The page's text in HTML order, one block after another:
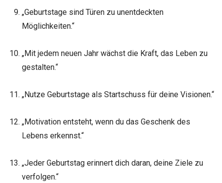
„Geburtstage sind Türen zu unentdeckten
Möglichkeiten.“
„Mit jedem neuen Jahr wächst die Kraft, das Leben zu
gestalten.“
„Nutze Geburtstage als Startschuss für deine Visionen.“
„Motivation entsteht, wenn du das Geschenk des
Lebens erkennst.“
„Jeder Geburtstag erinnert dich daran, deine Ziele zu
verfolgen.“